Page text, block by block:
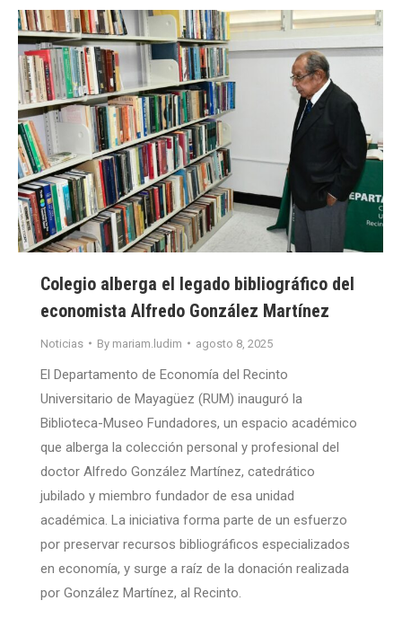
Colegio alberga el legado bibliográfico del
economista Alfredo González Martínez
Noticias By mariam.ludim agosto 8, 2025
El Departamento de Economía del Recinto
Universitario de Mayagüez (RUM) inauguró la
Biblioteca-Museo Fundadores, un espacio académico
que alberga la colección personal y profesional del
doctor Alfredo González Martínez, catedrático
jubilado y miembro fundador de esa unidad
académica. La iniciativa forma parte de un esfuerzo
por preservar recursos bibliográficos especializados
en economía, y surge a raíz de la donación realizada
por González Martínez, al Recinto.